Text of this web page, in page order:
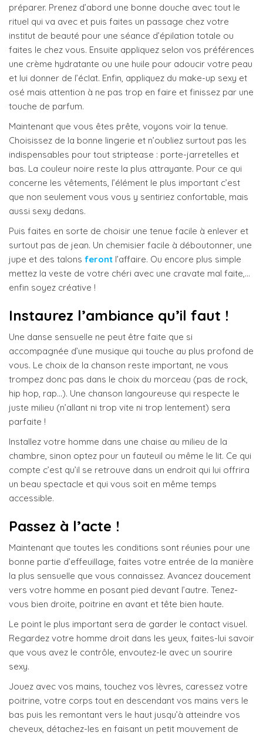
préparer. Prenez d’abord une bonne douche avec tout le
rituel qui va avec et puis faites un passage chez votre
institut de beauté pour une séance d’épilation totale ou
faites le chez vous. Ensuite appliquez selon vos préférences
une crème hydratante ou une huile pour adoucir votre peau
et lui donner de l’éclat. Enfin, appliquez du make-up sexy et
osé mais attention à ne pas trop en faire et finissez par une
touche de parfum.
Maintenant que vous êtes prête, voyons voir la tenue.
Choisissez de la bonne lingerie et n’oubliez surtout pas les
indispensables pour tout striptease : porte-jarretelles et
bas. La couleur noire reste la plus attrayante. Pour ce qui
concerne les vêtements, l’élément le plus important c’est
que non seulement vous vous y sentiriez confortable, mais
aussi sexy dedans.
Puis faites en sorte de choisir une tenue facile à enlever et
surtout pas de jean. Un chemisier facile à déboutonner, une
jupe et des talons feront l’affaire. Ou encore plus simple
mettez la veste de votre chéri avec une cravate mal faite,…
enfin soyez créative !
Instaurez l’ambiance qu’il faut !
Une danse sensuelle ne peut être faite que si
accompagnée d’une musique qui touche au plus profond de
vous. Le choix de la chanson reste important, ne vous
trompez donc pas dans le choix du morceau (pas de rock,
hip hop, rap…). Une chanson langoureuse qui respecte le
juste milieu (n’allant ni trop vite ni trop lentement) sera
parfaite !
Installez votre homme dans une chaise au milieu de la
chambre, sinon optez pour un fauteuil ou même le lit. Ce qui
compte c’est qu’il se retrouve dans un endroit qui lui offrira
un beau spectacle et qui vous soit en même temps
accessible.
Passez à l’acte !
Maintenant que toutes les conditions sont réunies pour une
bonne partie d’effeuillage, faites votre entrée de la manière
la plus sensuelle que vous connaissez. Avancez doucement
vers votre homme en posant pied devant l’autre. Tenez-
vous bien droite, poitrine en avant et tête bien haute.
Le point le plus important sera de garder le contact visuel.
Regardez votre homme droit dans les yeux, faites-lui savoir
que vous avez le contrôle, envoutez-le avec un sourire
sexy.
Jouez avec vos mains, touchez vos lèvres, caressez votre
poitrine, votre corps tout en descendant vos mains vers le
bas puis les remontant vers le haut jusqu’à atteindre vos
cheveux, détachez-les en faisant un petit mouvement de